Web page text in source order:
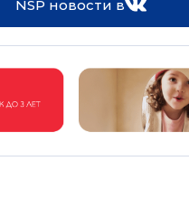
NSP новости в